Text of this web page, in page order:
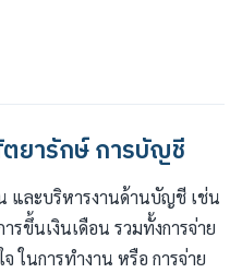
ยารักษ์ การบัญชี
และบริหารงานด้านบัญชี เช่น
ขึ้นเงินเดือน รวมทั้งการจ่าย
ในการทำงาน หรือ การจ่าย